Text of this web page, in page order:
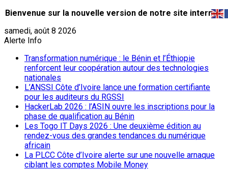
Bienvenue sur la nouvelle version de notre site internet.
samedi, août 8 2026
Alerte Info
Transformation numérique : le Bénin et l’Éthiopie
renforcent leur coopération autour des technologies
nationales
L’ANSSI Côte d’Ivoire lance une formation certifiante
pour les auditeurs du RGSSI
HackerLab 2026 : l’ASIN ouvre les inscriptions pour la
phase de qualification au Bénin
Les Togo IT Days 2026 : Une deuxième édition au
rendez-vous des grandes tendances du numérique
africain
La PLCC Côte d’Ivoire alerte sur une nouvelle arnaque
ciblant les comptes Mobile Money